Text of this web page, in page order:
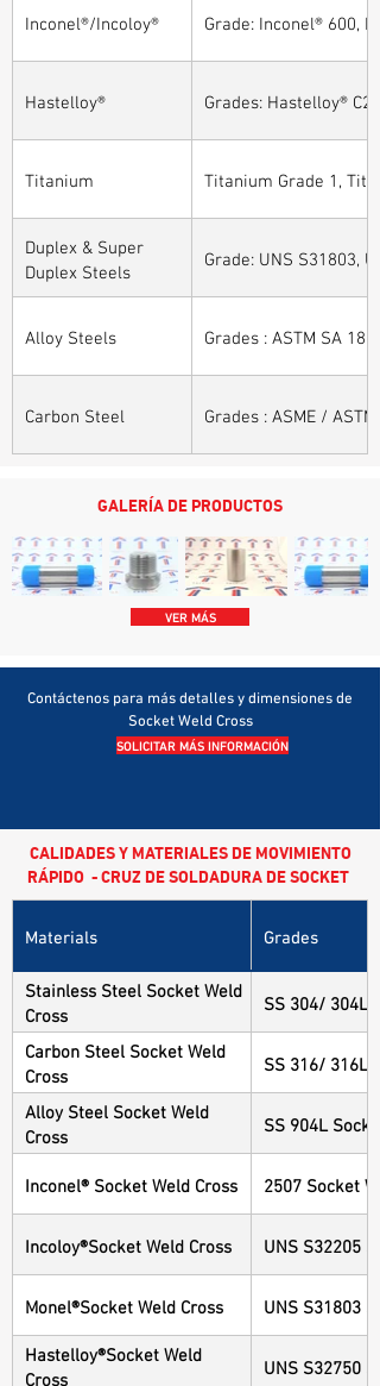
Inconel®/Incoloy® Grade: Inconel® 600,
Hastelloy® Grades: Hastelloy®
Titanium Titanium Grade 1,
Duplex & Super
Duplex Steels
Grade: UNS S31803,
Alloy Steels Grades : ASTM SA
Carbon Steel Grades : ASME /
GALERÍA DE PRODUCTOS
VER MÁS
Contáctenos para más detalles y dimensiones de
Socket Weld Cross
SOLICITAR MÁS INFORMACIÓN
CALIDADES Y MATERIALES DE MOVIMIENTO
RÁPIDO - CRUZ DE SOLDADURA DE SOCKET
Materials Grades
Stainless Steel Socket Weld
Cross
SS 304/ 304L
Carbon Steel Socket Weld
Cross
SS 316/ 316L
Alloy Steel Socket Weld
Cross
SS 904L
Inconel® Socket Weld Cross 2507 Socket
Incoloy®Socket Weld Cross UNS S32205
Monel®Socket Weld Cross
UNS S31803
Hastelloy®Socket Weld
Cross
UNS S32750